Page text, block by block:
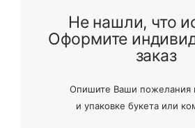
Не нашли, что
Оформите
заказ
Опишите Ваши пожелания
и упаковке букета или